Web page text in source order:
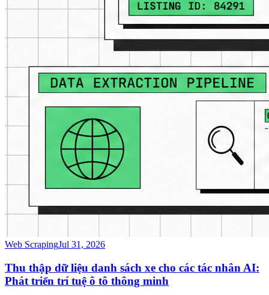
Web ScrapingJul 31, 2026
Thu thập dữ liệu danh sách xe cho các tác nhân AI:
Phát triển trí tuệ ô tô thông minh